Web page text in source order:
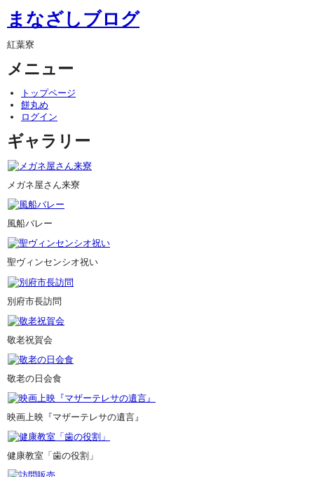
まなざしブログ
紅葉寮
メニュー
トップページ
餅丸め
ログイン
ギャラリー
メガネ屋さん来寮
風船バレー
聖ヴィンセンシオ祝い
別府市長訪問
敬老祝賀会
敬老の日会食
映画上映『マザーテレサの遺言』
健康教室「歯の役割」